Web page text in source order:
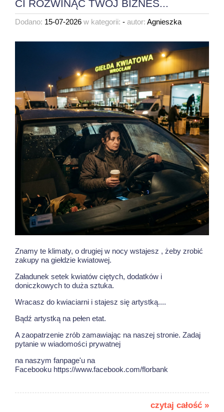
CI ROZWINĄĆ TWÓJ BIZNES...
Dodano: 15-07-2026 w kategorii: - autor: Agnieszka
Znamy te klimaty, o drugiej w nocy wstajesz , żeby zrobić
zakupy na giełdzie kwiatowej.
Załadunek setek kwiatów ciętych, dodatków i
doniczkowych to duża sztuka.
Wracasz do kwiaciarni i stajesz się artystką....
Bądź artystką na pełen etat.
A zaopatrzenie zrób zamawiając na naszej stronie. Zadaj
pytanie w wiadomości prywatnej
na naszym fanpage'u na
Facebooku https://www.facebook.com/florbank
czytaj całość »